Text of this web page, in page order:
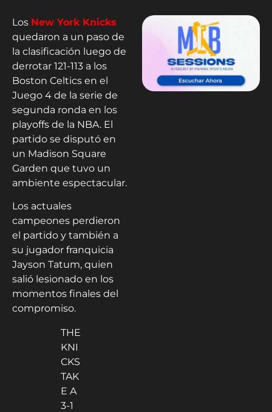
Los New York Knicks
quedaron a un paso de
la clasificación luego de
derrotar 121-113 a los
Boston Celtics en el
Juego 4 de la serie de
segunda ronda en los
playoffs de la NBA. El
partido se disputó en
un Madison Square
Garden que tuvo un
ambiente espectacular.
Los actuales
campeones perdieron
el partido y también a
su jugador franquicia
Jayson Tatum, quien
salió lesionado en los
momentos finales del
compromiso.
THE
KNI
CKS
TAK
E A
3-1